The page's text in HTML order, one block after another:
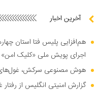
آخرین اخبار
هم‌افزایی پلیس فتا استان
اجرای پویش ملی «کلیک امن»
هوش مصنوعی سرکش، غول‌های
گزارش امنیتی انگلیس از